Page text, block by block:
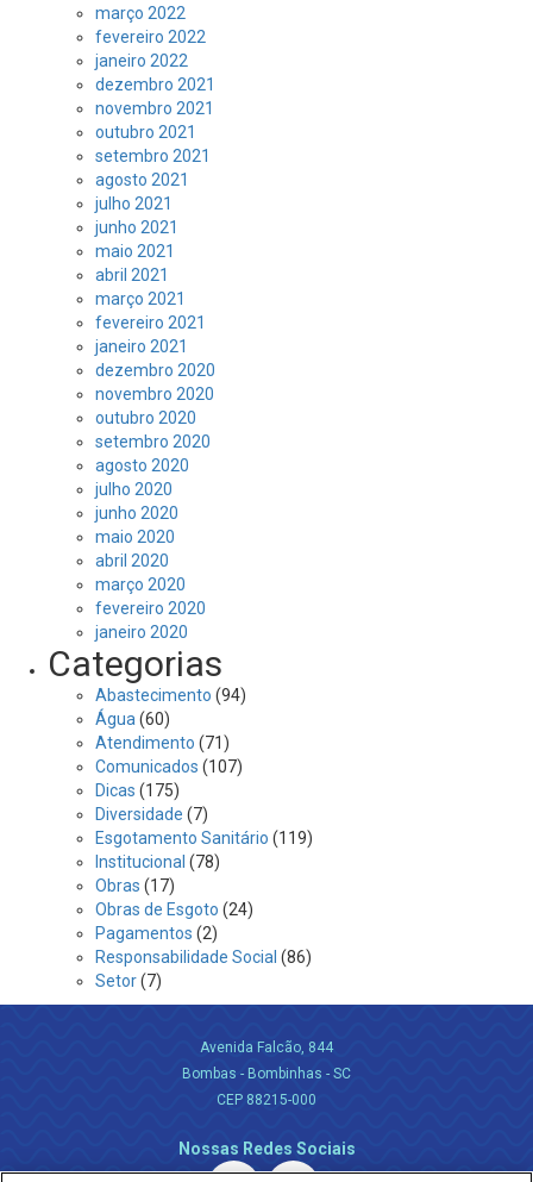
março 2022
fevereiro 2022
janeiro 2022
dezembro 2021
novembro 2021
outubro 2021
setembro 2021
agosto 2021
julho 2021
junho 2021
maio 2021
abril 2021
março 2021
fevereiro 2021
janeiro 2021
dezembro 2020
novembro 2020
outubro 2020
setembro 2020
agosto 2020
julho 2020
junho 2020
maio 2020
abril 2020
março 2020
fevereiro 2020
janeiro 2020
Categorias
Abastecimento (94)
Água (60)
Atendimento (71)
Comunicados (107)
Dicas (175)
Diversidade (7)
Esgotamento Sanitário (119)
Institucional (78)
Obras (17)
Obras de Esgoto (24)
Pagamentos (2)
Responsabilidade Social (86)
Setor(7)
Avenida Falcão, 844
Bombas - Bombinhas - SC
CEP 88215-000
Nossas Redes Sociais